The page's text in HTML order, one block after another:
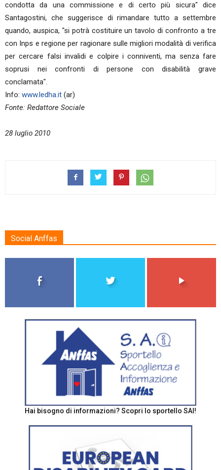
condotta da una commissione e di certo più sicura" dice
Santagostini, che suggerisce di rimandare tutto a settembre
quando, auspica, "si potrà costituire un tavolo di confronto a tre
con Inps e regione per ragionare sulle migliori modalità di verifica
per cercare falsi invalidi e colpire i conniventi, ma senza fare
soprusi nei confronti di persone con disabilità grave
conclamata".
Info: www.ledha.it (ar)
Fonte: Redattore Sociale
28 luglio 2010
Social Anffas
Hai bisogno di informazioni? Scopri lo sportello SAI!